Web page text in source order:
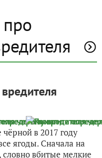
в 2017 году
ягоды. Сначала на
вбитые мелкие